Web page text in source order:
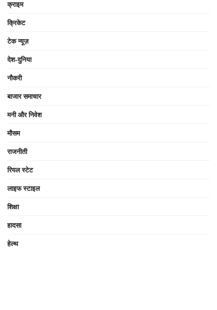
क्राइम
क्रिकेट
टेक न्यूज़
देश-दुनिया
नौकरी
बाजार समाचार
मनी और निवेश
मौसम
राजनीती
रियल स्टेट
लाइफ स्टाइल
शिक्षा
हादसा
हेल्थ